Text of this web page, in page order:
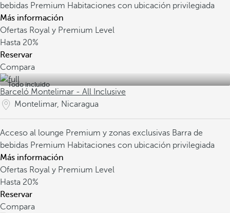
bebidas Premium Habitaciones con ubicación privilegiada
Más información
Ofertas Royal y Premium Level
Hasta 20%
Reservar
Compara
Todo incluido
Barceló Montelimar - All Inclusive
Montelimar, Nicaragua
Acceso al lounge Premium y zonas exclusivas Barra de
bebidas Premium Habitaciones con ubicación privilegiada
Más información
Ofertas Royal y Premium Level
Hasta 20%
Reservar
Compara